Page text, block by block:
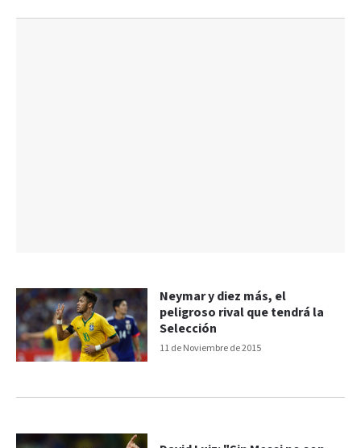
11 de Noviembre de 2015
Neymar y diez más, el
peligroso rival que tendrá la
Selección